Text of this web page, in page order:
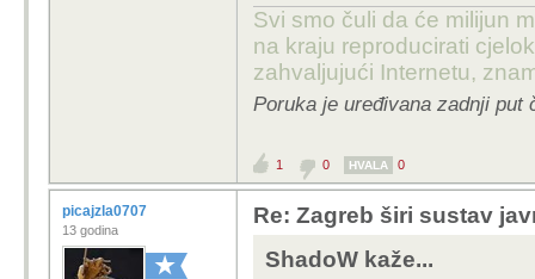
ko da sve sam
Nakral se za tri zivota
Svi smo čuli da će milijun
na kraju reproducirati
zahvaljujući Internetu,
Poruka je uređivana zadnji put
1 0 HVALA 0
picajzla0707
13 godina
Re: Zagreb širi sustav
ShadoW kaže...